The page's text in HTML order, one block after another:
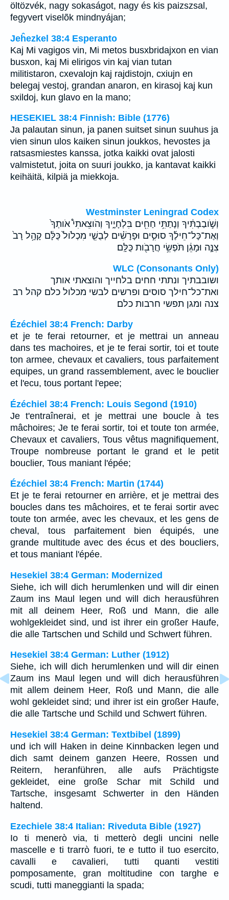
öltözvék, nagy sokaságot, nagy és kis paizszsal,
fegyvert viselõk mindnyájan;
Jeĥezkel 38:4 Esperanto
Kaj Mi vagigos vin, Mi metos busxbridajxon en vian
busxon, kaj Mi elirigos vin kaj vian tutan
militistaron, cxevalojn kaj rajdistojn, cxiujn en
belegaj vestoj, grandan anaron, en kirasoj kaj kun
sxildoj, kun glavo en la mano;
HESEKIEL 38:4 Finnish: Bible (1776)
Ja palautan sinun, ja panen suitset sinun suuhus ja
vien sinun ulos kaiken sinun joukkos, hevostes ja
ratsasmiestes kanssa, jotka kaikki ovat jalosti
valmistetut, joita on suuri joukko, ja kantavat kaikki
keihäitä, kilpiä ja miekkoja.
Westminster Leningrad Codex
וְשֹׁ֣ובַבְתִּ֔יךָ וְנָתַתִּ֥י חַחִ֖ים בִּלְחָיֶ֑יךָ וְהֹוצֵאתִי֩ אֹותְךָ֙
וְאֶת־כָּל־חֵילֶ֜ךָ סוּסִ֣ים וּפָרָשִׁ֗ים לְבֻשֵׁ֤י מִכְלֹול֙ כֻּלָּ֔ם קָהָ֥ל רָב֙
צִנָּ֣ה וּמָגֵ֔ן תֹּפְשֵׂ֥י חֲרָבֹ֖ות כֻּלָּֽם׃
WLC (Consonants Only)
ושובבתיך ונתתי חחים בלחייך והוצאתי אותך
ואת־כל־חילך סוסים ופרשים לבשי מכלול כלם קהל רב
צנה ומגן תפשי חרבות כלם׃
Ézéchiel 38:4 French: Darby
et je te ferai retourner, et je mettrai un anneau
dans tes machoires, et je te ferai sortir, toi et toute
ton armee, chevaux et cavaliers, tous parfaitement
equipes, un grand rassemblement, avec le bouclier
et l'ecu, tous portant l'epee;
Ézéchiel 38:4 French: Louis Segond (1910)
Je t'entraînerai, et je mettrai une boucle à tes
mâchoires; Je te ferai sortir, toi et toute ton armée,
Chevaux et cavaliers, Tous vêtus magnifiquement,
Troupe nombreuse portant le grand et le petit
bouclier, Tous maniant l'épée;
Ézéchiel 38:4 French: Martin (1744)
Et je te ferai retourner en arrière, et je mettrai des
boucles dans tes mâchoires, et te ferai sortir avec
toute ton armée, avec les chevaux, et les gens de
cheval, tous parfaitement bien équipés, une
grande multitude avec des écus et des boucliers,
et tous maniant l'épée.
Hesekiel 38:4 German: Modernized
Siehe, ich will dich herumlenken und will dir einen
Zaum ins Maul legen und will dich herausführen
mit all deinem Heer, Roß und Mann, die alle
wohlgekleidet sind, und ist ihrer ein großer Haufe,
die alle Tartschen und Schild und Schwert führen.
Hesekiel 38:4 German: Luther (1912)
Siehe, ich will dich herumlenken und will dir einen
Zaum ins Maul legen und will dich herausführen
mit allem deinem Heer, Roß und Mann, die alle
wohl gekleidet sind; und ihrer ist ein großer Haufe,
die alle Tartsche und Schild und Schwert führen.
Hesekiel 38:4 German: Textbibel (1899)
und ich will Haken in deine Kinnbacken legen und
dich samt deinem ganzen Heere, Rossen und
Reitern, heranführen, alle aufs Prächtigste
gekleidet, eine große Schar mit Schild und
Tartsche, insgesamt Schwerter in den Händen
haltend.
Ezechiele 38:4 Italian: Riveduta Bible (1927)
Io ti menerò via, ti metterò degli uncini nelle
mascelle e ti trarrò fuori, te e tutto il tuo esercito,
cavalli e cavalieri, tutti quanti vestiti
pomposamente, gran moltitudine con targhe e
scudi, tutti maneggianti la spada;